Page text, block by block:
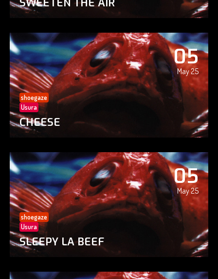
05
May 25
shoegaze
Usura
CHEESE
05
May 25
shoegaze
Usura
SLEEPY LA BEEF